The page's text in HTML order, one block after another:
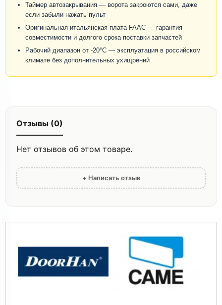
Таймер автозакрывания — ворота закроются сами, даже
если забыли нажать пульт
Оригинальная итальянская плата FAAC — гарантия
совместимости и долгого срока поставки запчастей
Рабочий диапазон от -20°C — эксплуатация в российском
климате без дополнительных ухищрений
Отзывы (0)
Нет отзывов об этом товаре.
+ Написать отзыв